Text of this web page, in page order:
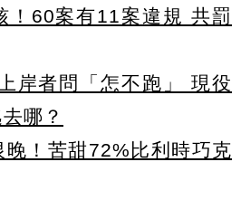
！60案有11案違規 共罰
岸者問「怎不跑」 現役
哪？
！苦甜72%比利時巧克